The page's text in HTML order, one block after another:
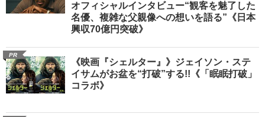
オフィシャルインタビュー“観客を魅了した
名優、複雑な父親像への想いを語る”《日本
興収70億円突破》
PR
《映画『シェルター』》ジェイソン・ステ
イサムがお盆を“打破”する!!《「眠眠打破」
コラボ》